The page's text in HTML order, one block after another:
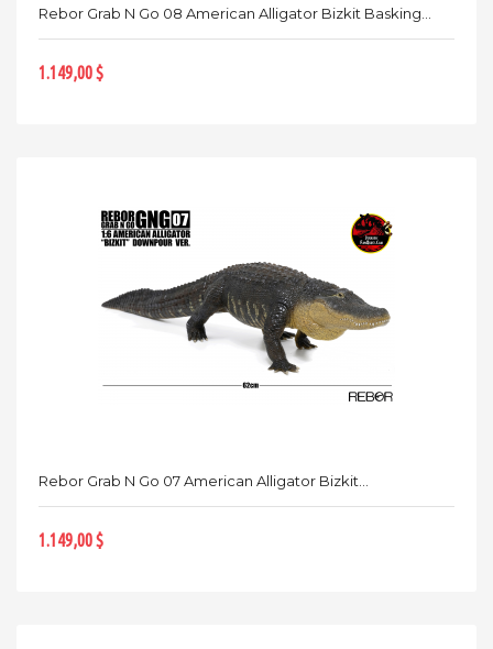
Rebor Grab N Go 08 American Alligator Bizkit Basking...
1.149,00 $
Rebor Grab N Go 07 American Alligator Bizkit...
1.149,00 $